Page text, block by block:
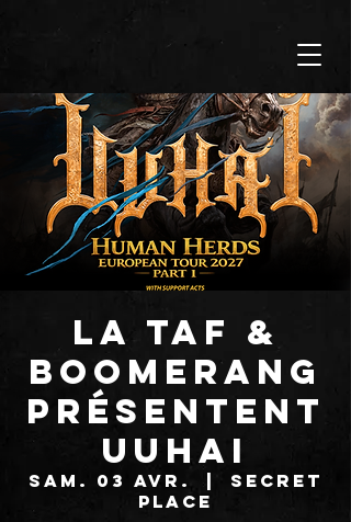
LA TAF &
BOOMERANG
présentent
UUHAI
sam. 03 avr.
SECRET
PLACE